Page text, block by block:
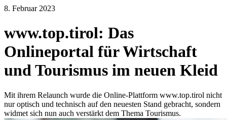
8. Februar 2023
www.top.tirol: Das
Onlineportal für Wirtschaft
und Tourismus im neuen Kleid
Mit ihrem Relaunch wurde die Online-Plattform www.top.tirol nicht
nur optisch und technisch auf den neuesten Stand gebracht, sondern
widmet sich nun auch verstärkt dem Thema Tourismus.